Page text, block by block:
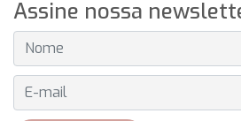
Assine nossa
E-MAIL